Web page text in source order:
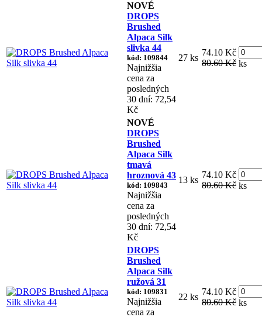
NOVÉ
DROPS
Brushed
Alpaca Silk
slivka 44
kód: 109844
Najnižšia
cena za
posledných
30 dní: 72,54
Kč
27 ks
74.10 Kč
80.60 Kč ks
NOVÉ
DROPS
Brushed
Alpaca Silk
tmavá
hroznová 43
kód: 109843
Najnižšia
cena za
posledných
30 dní: 72,54
Kč
13 ks
74.10 Kč
80.60 Kč ks
DROPS
Brushed
Alpaca Silk
ružová 31
kód: 109831
Najnižšia
cena za
22 ks
74.10 Kč
80.60 Kč ks